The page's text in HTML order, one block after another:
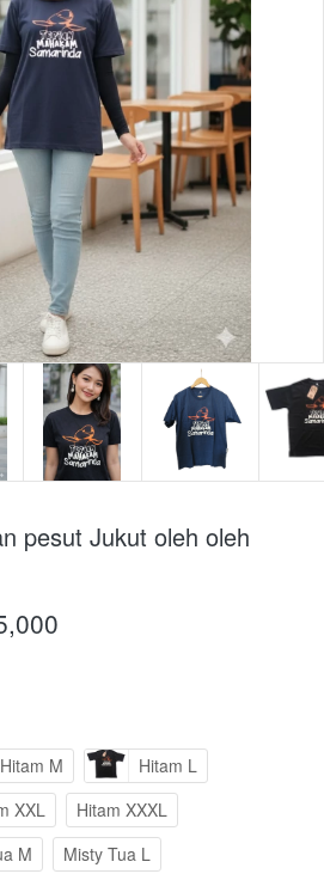
pesut Jukut oleh oleh
Hitam M
Hitam L
XXL
Hitam XXXL
M
Misty Tua L